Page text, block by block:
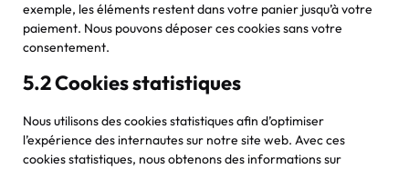
exemple, les éléments restent dans votre panier jusqu’à votre
paiement. Nous pouvons déposer ces cookies sans votre
consentement.
5.2 Cookies statistiques
Nous utilisons des cookies statistiques afin d’optimiser
l’expérience des internautes sur notre site web. Avec ces
cookies statistiques, nous obtenons des informations sur